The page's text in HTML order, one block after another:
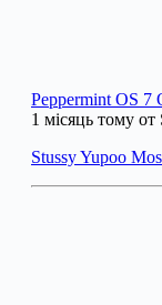
Peppermint OS
1 місяць тому от
Stussy Yupoo